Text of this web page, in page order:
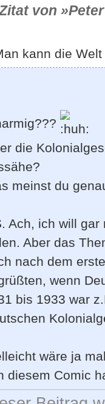
von
kann die
die
meinst du
Ach, ich will
Aber das
nach dem
wenn
bis 1933 war
wäre ja
diesem Comic